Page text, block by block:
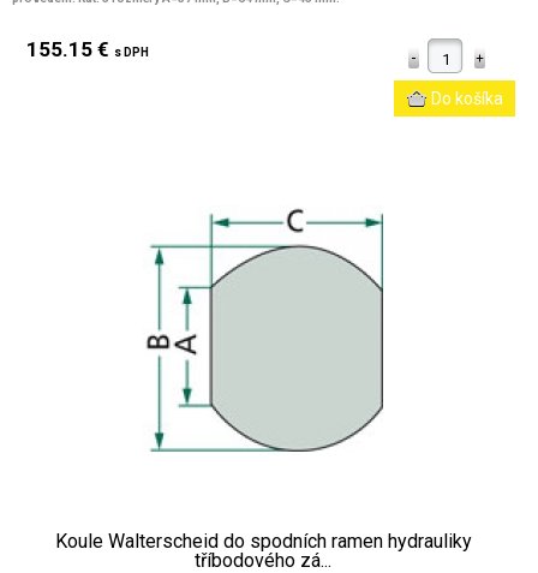
155.15 € s DPH
Koule Walterscheid do spodních ramen hydrauliky
tříbodového zá...